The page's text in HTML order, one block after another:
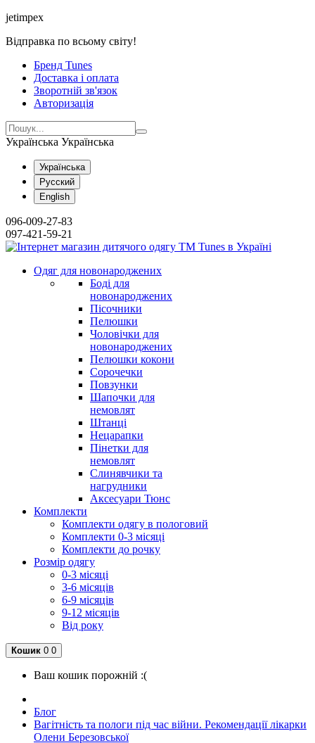
jetimpex
Відправка по всьому світу!
Бренд Tunes
Доставка і оплата
Зворотній зв'язок
Авторизація
Українська Українська
Українська
Русский
English
096-009-27-83
097-421-59-21
Одяг для новонароджених
Боді для
новонароджених
Пісочники
Пелюшки
Чоловічки для
новонароджених
Пелюшки кокони
Сорочечки
Повзунки
Шапочки для
немовлят
Штанці
Нецарапки
Пінетки для
немовлят
Слинявчики та
нагрудники
Аксесуари Тюнс
Комплекти
Комплекти одягу в пологовий
Комплекти 0-3 місяці
Комплекти до рочку
Розмір одягу
0-3 місяці
3-6 місяців
6-9 місяців
9-12 місяців
Від року
Кошик 0 0
Ваш кошик порожній :(
Блог
Вагітність та пологи під час війни. Рекомендації лікарки
Олени Березовської